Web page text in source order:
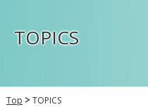
TOPICS
Top TOPICS